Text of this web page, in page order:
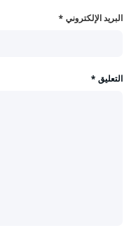
البريد الإلكتروني *
التعليق *